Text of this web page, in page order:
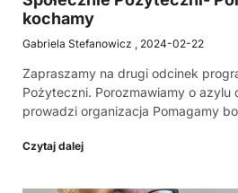
kochamy
Gabriela Stefanowicz 2024-02-22
Zapraszamy na drugi odcinek
Pożyteczni. Porozmawiamy o azylu
prowadzi organizacja Pomagamy
Czytaj dalej